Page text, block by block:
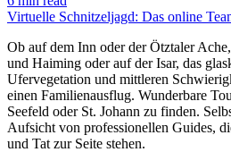
Virtuelle Schnitzeljagd: Das online
Ob auf dem Inn oder der Ötztaler
und Haiming oder auf der Isar, das
Ufervegetation und mittleren
einen Familienausflug. Wunderbare
Seefeld oder St. Johann zu finden.
Aufsicht von professionellen Guides,
und Tat zur Seite stehen.